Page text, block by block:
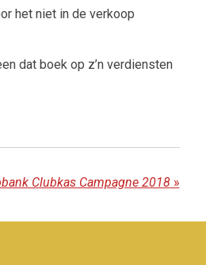
het niet in de verkoop
dat boek op z’n verdiensten
Clubkas Campagne 2018»